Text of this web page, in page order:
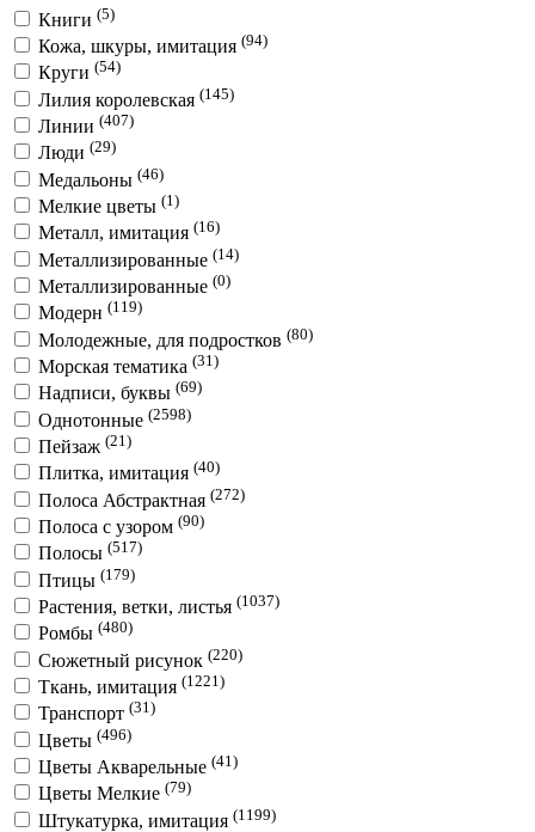
Книги (5)
Кожа, шкуры, имитация (94)
Круги (54)
Лилия королевская (145)
Линии (407)
Люди (29)
Медальоны (46)
Мелкие цветы (1)
Металл, имитация (16)
Металлизированные (14)
Металлизированные (0)
Модерн (119)
Молодежные, для подростков (80)
Морская тематика (31)
Надписи, буквы (69)
Однотонные (2598)
Пейзаж (21)
Плитка, имитация (40)
Полоса Абстрактная (272)
Полоса с узором (90)
Полосы (517)
Птицы (179)
Растения, ветки, листья (1037)
Ромбы (480)
Сюжетный рисунок (220)
Ткань, имитация (1221)
Транспорт (31)
Цветы (496)
Цветы Акварельные (41)
Цветы Мелкие (79)
Штукатурка, имитация (1199)